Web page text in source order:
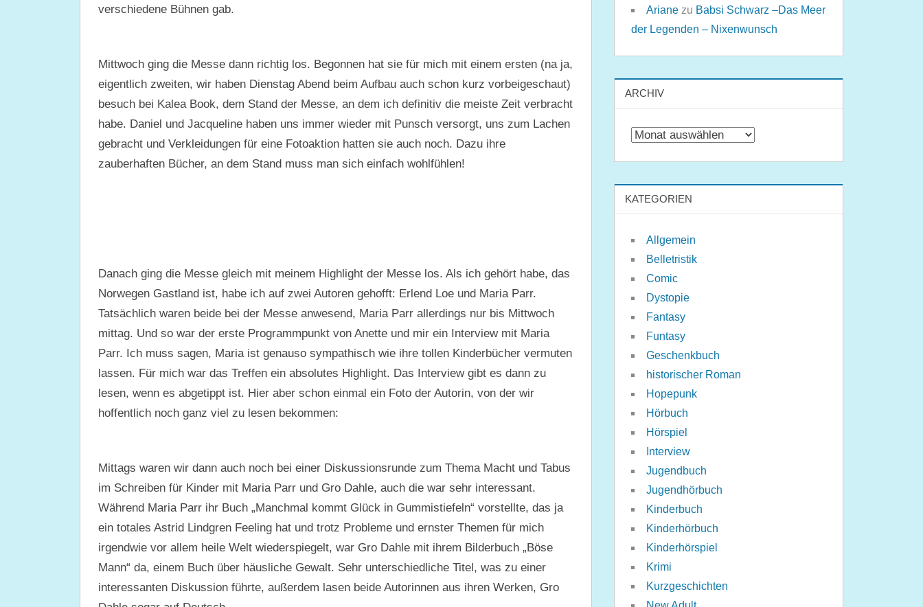
verschiedene Bühnen gab.
Mittwoch ging die Messe dann richtig los. Begonnen hat sie für mich mit einem ersten (na ja,
eigentlich zweiten, wir haben Dienstag Abend beim Aufbau auch schon kurz vorbeigeschaut)
besuch bei Kalea Book, dem Stand der Messe, an dem ich definitiv die meiste Zeit verbracht
habe. Daniel und Jacqueline haben uns immer wieder mit Punsch versorgt, uns zum Lachen
gebracht und Verkleidungen für eine Fotoaktion hatten sie auch noch. Dazu ihre
zauberhaften Bücher, an dem Stand muss man sich einfach wohlfühlen!
Danach ging die Messe gleich mit meinem Highlight der Messe los. Als ich gehört habe, das
Norwegen Gastland ist, habe ich auf zwei Autoren gehofft: Erlend Loe und Maria Parr.
Tatsächlich waren beide bei der Messe anwesend, Maria Parr allerdings nur bis Mittwoch
mittag. Und so war der erste Programmpunkt von Anette und mir ein Interview mit Maria
Parr. Ich muss sagen, Maria ist genauso sympathisch wie ihre tollen Kinderbücher vermuten
lassen. Für mich war das Treffen ein absolutes Highlight. Das Interview gibt es dann zu
lesen, wenn es abgetippt ist. Hier aber schon einmal ein Foto der Autorin, von der wir
hoffentlich noch ganz viel zu lesen bekommen:
Mittags waren wir dann auch noch bei einer Diskussionsrunde zum Thema Macht und Tabus
im Schreiben für Kinder mit Maria Parr und Gro Dahle, auch die war sehr interessant.
Während Maria Parr ihr Buch „Manchmal kommt Glück in Gummistiefeln“ vorstellte, das ja
ein totales Astrid Lindgren Feeling hat und trotz Probleme und ernster Themen für mich
irgendwie vor allem heile Welt wiederspiegelt, war Gro Dahle mit ihrem Bilderbuch „Böse
Mann“ da, einem Buch über häusliche Gewalt. Sehr unterschiedliche Titel, was zu einer
interessanten Diskussion führte, außerdem lasen beide Autorinnen aus ihren Werken, Gro
Ariane zu Babsi Schwarz –Das Meer
der Legenden – Nixenwunsch
ARCHIV
Archiv
KATEGORIEN
Allgemein
Belletristik
Comic
Dystopie
Fantasy
Funtasy
Geschenkbuch
historischer Roman
Hopepunk
Hörbuch
Hörspiel
Interview
Jugendbuch
Jugendhörbuch
Kinderbuch
Kinderhörbuch
Kinderhörspiel
Krimi
Kurzgeschichten